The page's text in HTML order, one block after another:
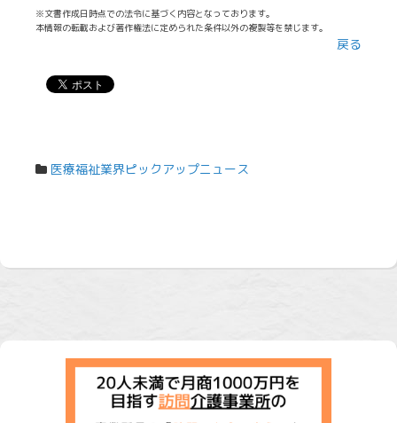
※文書作成日時点での法令に基づく内容となっております。
本情報の転載および著作権法に定められた条件以外の複製等を禁じます。
戻る
医療福祉業界ピックアップニュース